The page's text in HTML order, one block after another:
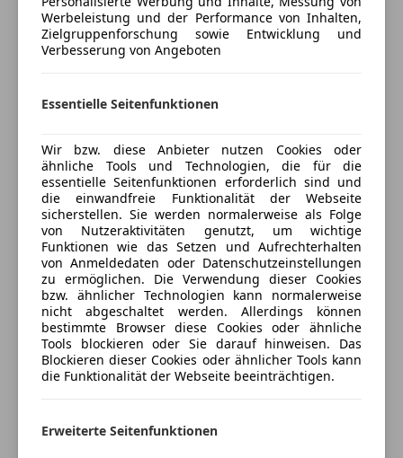
CD
Freisprecheinrichtung
USB
Sicherheit
ABS
Airbag hinten
Beifahrerairbag
ESP
Fahrerairbag
Isofix
Kopfairbag
Kurvenlicht
Nebelscheinwerfer
Reifendruckkontrollsystem
Traktionskontrolle
Serienausstattung:
- ABS
- Allrad
- Armlehne
- Berganfahrassistent
- Bluetooth
- Bordcomputer
- Einparkhilfe Sensoren voren u. hinten
- Elektr. Fensterheber
- Elektr. Parkbremse
- Elektr. Seitenspiegel
- ESP
- Fahrerairbag
- Freisprecheinrichtung
- Isofix
- Klimaanlage
- Lichtsensor
Mehr anzeigen
Mehr anzeigen
Versicherung
Kfz-Versicherung
Versicherungsschutz an Ihre Bedürfnisse
anpassen
Freischaden-Gutschein ab Stufe 0
Auto einfach online versichern & Rabatt holen
Werbeleistung und der Performance von Inhalten,
Zielgruppenforschung sowie Entwicklung und
Verbesserung von Angeboten
Essentielle Seitenfunktionen
Wir bzw. diese Anbieter nutzen Cookies oder
ähnliche Tools und Technologien, die für die
essentielle Seitenfunktionen erforderlich sind und
die einwandfreie Funktionalität der Webseite
sicherstellen. Sie werden normalerweise als Folge
von Nutzeraktivitäten genutzt, um wichtige
Funktionen wie das Setzen und Aufrechterhalten
von Anmeldedaten oder Datenschutzeinstellungen
zu ermöglichen. Die Verwendung dieser Cookies
bzw. ähnlicher Technologien kann normalerweise
nicht abgeschaltet werden. Allerdings können
bestimmte Browser diese Cookies oder ähnliche
Tools blockieren oder Sie darauf hinweisen. Das
Blockieren dieser Cookies oder ähnlicher Tools kann
die Funktionalität der Webseite beeinträchtigen.
Erweiterte Seitenfunktionen